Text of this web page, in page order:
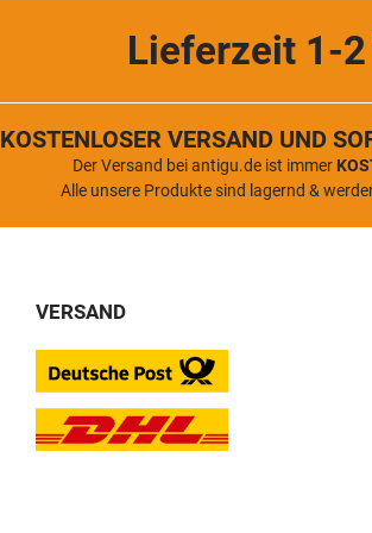
Lieferzeit 1-2
KOSTENLOSER VERSAND UND
Der Versand bei antigu.de ist immer
Alle unsere Produkte sind lagernd &
VERSAND